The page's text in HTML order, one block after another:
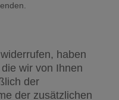
haben
wir von Ihnen
der
der zusätzlichen